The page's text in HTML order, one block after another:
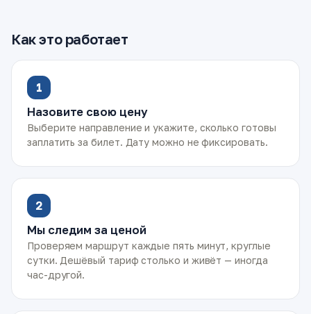
Как это работает
1
Назовите свою цену
Выберите направление и укажите, сколько готовы
заплатить за билет. Дату можно не фиксировать.
2
Мы следим за ценой
Проверяем маршрут каждые пять минут, круглые
сутки. Дешёвый тариф столько и живёт — иногда
час-другой.